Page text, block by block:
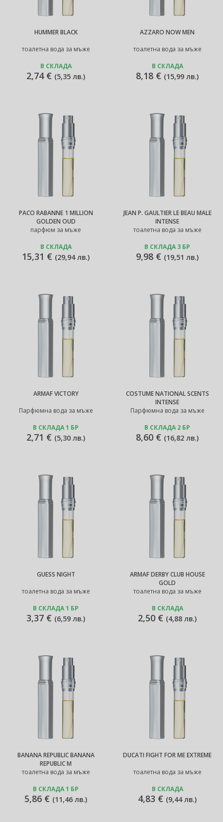
HUMMER BLACK
тоалетна вода за мъже
В СКЛАДА
2,74 € (5,35 лв.)
AZZARO NOW MEN
тоалетна вода за мъже
В СКЛАДА
8,18 € (15,99 лв.)
PACO RABANNE 1 MILLION
GOLDEN OUD
парфюм за мъже
В СКЛАДА
15,31 € (29,94 лв.)
JEAN P. GAULTIER LE BEAU MALE
INTENSE
тоалетна вода за мъже
В СКЛАДА 3 БР
9,98 € (19,51 лв.)
ARMAF VICTORY
Парфюмна вода за мъже
В СКЛАДА 1 БР
2,71 € (5,30 лв.)
COSTUME NATIONAL SCENTS
INTENSE
Парфюмна вода за мъже
В СКЛАДА 2 БР
8,60 € (16,82 лв.)
GUESS NIGHT
тоалетна вода за мъже
В СКЛАДА 1 БР
3,37 € (6,59 лв.)
ARMAF DERBY CLUB HOUSE
GOLD
тоалетна вода за мъже
В СКЛАДА
2,50 € (4,88 лв.)
BANANA REPUBLIC BANANA
REPUBLIC M
тоалетна вода за мъже
В СКЛАДА 1 БР
5,86 € (11,46 лв.)
DUCATI FIGHT FOR ME EXTREME
тоалетна вода за мъже
В СКЛАДА
4,83 € (9,44 лв.)